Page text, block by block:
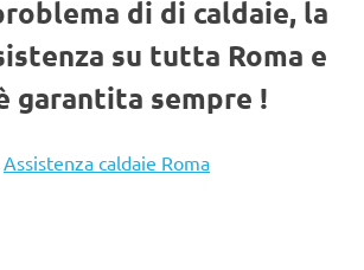
di di caldaie, la
su tutta Roma e
garantita sempre !
Assistenza caldaie Roma